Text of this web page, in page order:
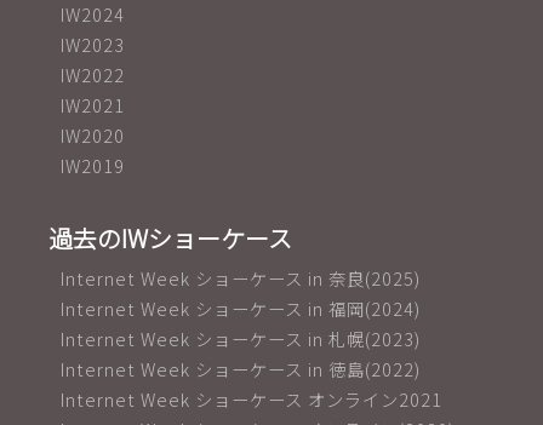
IW2024
IW2023
IW2022
IW2021
IW2020
IW2019
過去のIWショーケース
Internet Week ショーケース in 奈良(2025)
Internet Week ショーケース in 福岡(2024)
Internet Week ショーケース in 札幌(2023)
Internet Week ショーケース in 徳島(2022)
Internet Week ショーケース オンライン2021